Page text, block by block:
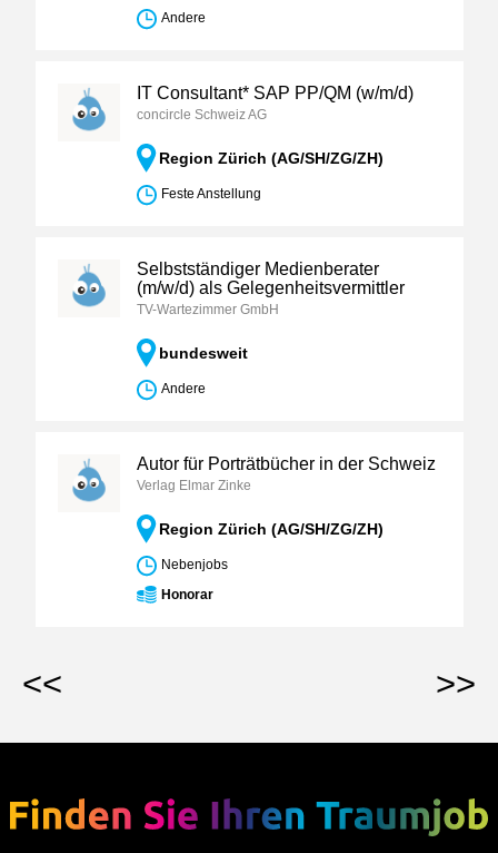
Andere
IT Consultant* SAP PP/QM (w/m/d)
concircle Schweiz AG
Region Zürich (AG/SH/ZG/ZH)
Feste Anstellung
Selbstständiger Medienberater
(m/w/d) als Gelegenheitsvermittler
TV-Wartezimmer GmbH
bundesweit
Andere
Autor für Porträtbücher in der Schweiz
Verlag Elmar Zinke
Region Zürich (AG/SH/ZG/ZH)
Nebenjobs
Honorar
<< >>